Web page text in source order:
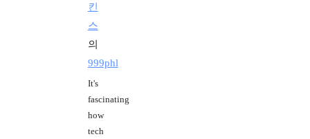
킨
스
의
999phl
It's
fascinating
how
tech